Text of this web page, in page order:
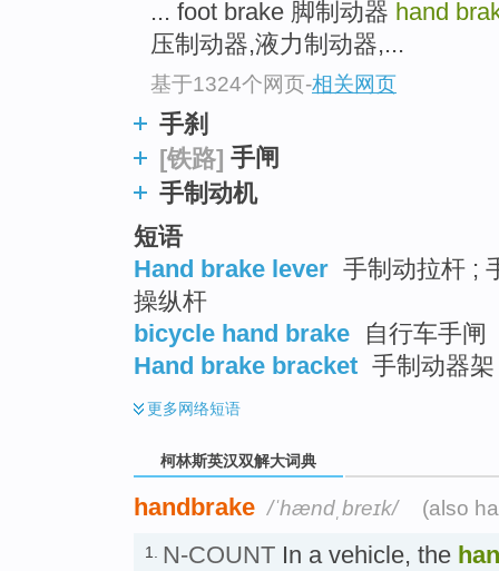
... foot brake 脚制动器 hand
压制动器,液力制动器,...
基于1324个网页-相关网页
手刹
[铁路] 手闸
手制动机
短语
Hand brake lever 手制动拉杆 ;
操纵杆
bicycle hand brake
自行车手闸
Hand brake bracket 手制动器
更多网络短语
柯林斯英汉双解大词典
handbrake /ˈhændˌbreɪk/ (also
1. N-COUNT In a vehicle, the